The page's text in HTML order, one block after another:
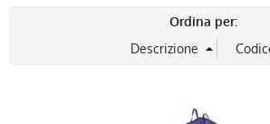
Catalogo Prodotti
Download Cataloghi
Ordina per: